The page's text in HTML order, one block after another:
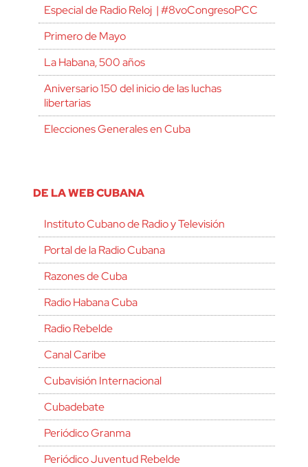
Especial de Radio Reloj | #8voCongresoPCC
Primero de Mayo
La Habana, 500 años
Aniversario 150 del inicio de las luchas
libertarias
Elecciones Generales en Cuba
DE LA WEB CUBANA
Instituto Cubano de Radio y Televisión
Portal de la Radio Cubana
Razones de Cuba
Radio Habana Cuba
Radio Rebelde
Canal Caribe
Cubavisión Internacional
Cubadebate
Periódico Granma
Periódico Juventud Rebelde